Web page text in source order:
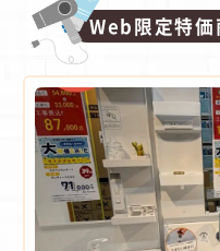
Web限定特価